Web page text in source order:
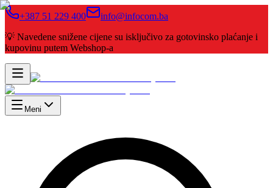
+387 51 229 400
info@infocom.ba
💡 Navedene snižene cijene su isključivo za gotovinsko plaćanje i
kupovinu putem Webshop-a
Meni